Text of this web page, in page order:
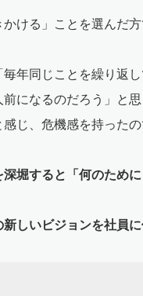
ける」ことを選んだ方
年同じことを繰り返
になるのだろう」と思
じ、危機感を持ったの
堀すると「何のため
しいビジョンを社員に